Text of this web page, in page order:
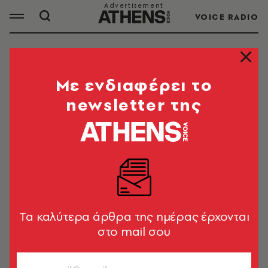
VOICE RADIO
ΝΙΚΟΣ ΑΝΔΡΟΥΛΑΚΗΣ
ΟΛΑ ΤΑ ΑΡΘΡΑ ΤΟΥ TAG
ΠΟΛΙΤΙΚΗ & ΟΙΚΟΝΟΜΙΑ
τον σταθμό φιλοξενίας
πυρόπληκτων ζώων στα Μέγαρα
Mε ενδιαφέρει το
newsletter της
Tα καλύτερα άρθρα της ημέρας έρχονται
στο mail σου